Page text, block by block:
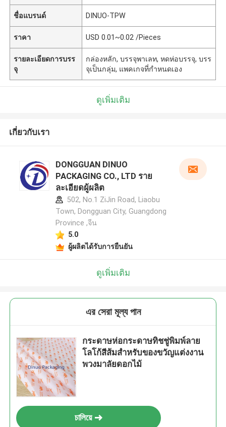
ชื่อแบรนด์ DINUO-TPW
ราคา USD 0.01~0.02 /Pieces
รายละเอียดการบรร
จุ
กล่องหลัก, บรรจุพาเลท, หดห่อบรรจุ, บรร
จุเป็นกลุ่ม, แพคเกจที่กำหนดเอง
ดูเพิ่มเติม
เกี่ยวกับเรา
DONGGUAN DINUO
PACKAGING CO., LTD ราย
ละเอียดผู้ผลิต
502, No.1 ZiJin Road, Liaobu
Town, Dongguan City, Guangdong
Province ,จีน
5.0
ผู้ผลิตได้รับการยืนยัน
ดูเพิ่มเติม
এর সেরা মূল্য পান
กระดาษห่อกระดาษทิชชู่พิมพ์ลาย
โลโก้สีส้มสำหรับของขวัญแต่งงาน
พวงมาลัยดอกไม้
চালিয়ে